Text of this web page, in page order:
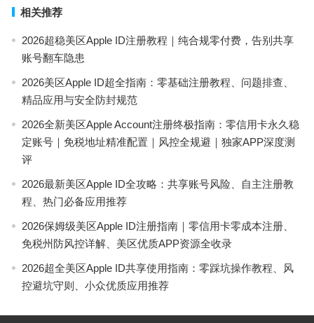
相关推荐
2026超稳美区Apple ID注册教程｜纯合规零付费，告别共享
账号翻车隐患
2026美区Apple ID超全指南：零基础注册教程、问题排查、
精品应用与安全防封规范
2026全新美区Apple Account注册终极指南：零信用卡永久稳
定账号｜免税地址精准配置｜风控全规避｜独家APP深度测
评
2026最新美区Apple ID全攻略：共享账号风险、自主注册教
程、热门必备应用推荐
2026保姆级美区Apple ID注册指南｜零信用卡零成本注册、
免税州防风控详解、美区优质APP资源全收录
2026超全美区Apple ID共享使用指南：零踩坑操作教程、风
控避坑守则、小众优质应用推荐